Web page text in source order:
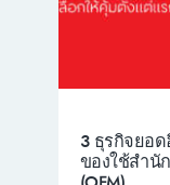
3 ธุรกิจยอ
ของใช้สำนั